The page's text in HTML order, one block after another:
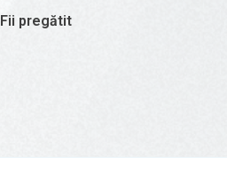
Fii pregătit